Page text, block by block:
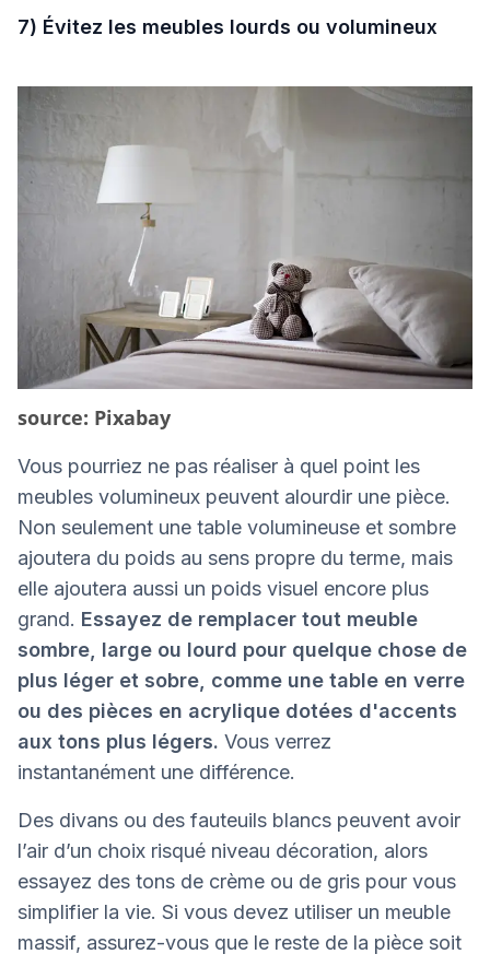
7) Évitez les meubles lourds ou volumineux
source: Pixabay
Vous pourriez ne pas réaliser à quel point les
meubles volumineux peuvent alourdir une pièce.
Non seulement une table volumineuse et sombre
ajoutera du poids au sens propre du terme, mais
elle ajoutera aussi un poids visuel encore plus
grand. Essayez de remplacer tout meuble
sombre, large ou lourd pour quelque chose de
plus léger et sobre, comme une table en verre
ou des pièces en acrylique dotées d'accents
aux tons plus légers. Vous verrez
instantanément une différence.
Des divans ou des fauteuils blancs peuvent avoir
l’air d’un choix risqué niveau décoration, alors
essayez des tons de crème ou de gris pour vous
simplifier la vie. Si vous devez utiliser un meuble
massif, assurez-vous que le reste de la pièce soit